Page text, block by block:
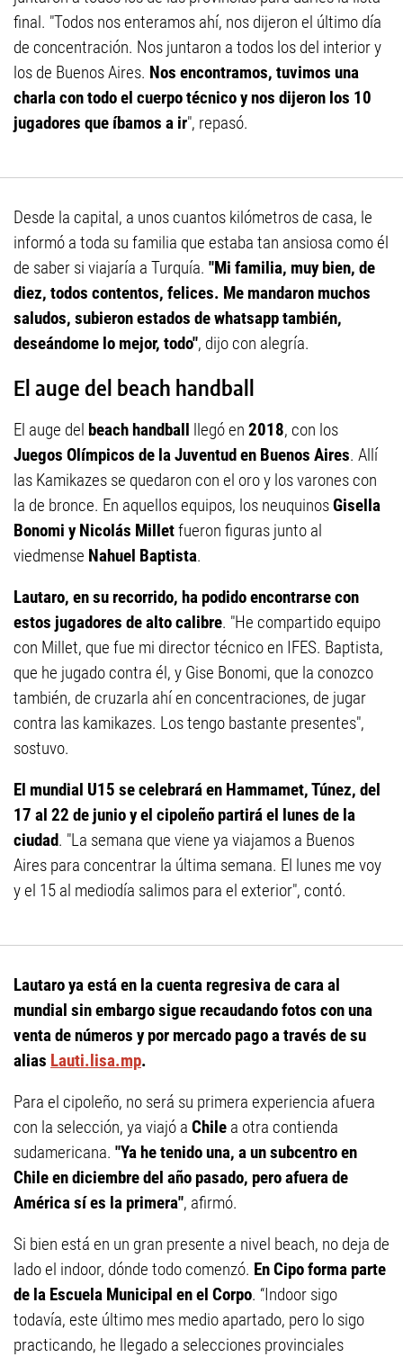
final. "Todos nos enteramos ahí, nos dijeron el último día
de concentración. Nos juntaron a todos los del interior y
los de Buenos Aires. Nos encontramos, tuvimos una
charla con todo el cuerpo técnico y nos dijeron los 10
jugadores que íbamos a ir", repasó.
Desde la capital, a unos cuantos kilómetros de casa, le
informó a toda su familia que estaba tan ansiosa como él
de saber si viajaría a Turquía. "Mi familia, muy bien, de
diez, todos contentos, felices. Me mandaron muchos
saludos, subieron estados de whatsapp también,
deseándome lo mejor, todo", dijo con alegría.
El auge del beach handball
El auge del beach handball llegó en 2018, con los
Juegos Olímpicos de la Juventud en Buenos Aires. Allí
las Kamikazes se quedaron con el oro y los varones con
la de bronce. En aquellos equipos, los neuquinosGisella
Bonomi y Nicolás Milletfueron figuras junto al
viedmense Nahuel Baptista.
Lautaro, en su recorrido, ha podido encontrarse con
estos jugadores de alto calibre. "He compartido equipo
con Millet, que fue mi director técnico en IFES. Baptista,
que he jugado contra él, y Gise Bonomi, que la conozco
también, de cruzarla ahí en concentraciones, de jugar
contra las kamikazes. Los tengo bastante presentes",
sostuvo.
El mundial U15 se celebrará en Hammamet, Túnez, del
17 al 22 de junio y el cipoleño partirá el lunes de la
ciudad. "La semana que viene ya viajamos a Buenos
Aires para concentrar la última semana. El lunes me voy
y el 15 al mediodía salimos para el exterior", contó.
Lautaro ya está en la cuenta regresiva de cara al
mundial sin embargo sigue recaudando fotos con una
venta de números y por mercado pago a través de su
alias Lauti.lisa.mp.
Para el cipoleño, no será su primera experiencia afuera
con la selección, ya viajó a Chile a otra contienda
sudamericana. "Ya he tenido una, a un subcentro en
Chile en diciembre del año pasado, pero afuera de
América sí es la primera", afirmó.
Si bien está en un gran presente a nivel beach, no deja de
lado el indoor, dónde todo comenzó. En Cipo forma parte
de la Escuela Municipal en el Corpo. “Indoor sigo
todavía, este último mes medio apartado, pero lo sigo
practicando, he llegado a selecciones provinciales